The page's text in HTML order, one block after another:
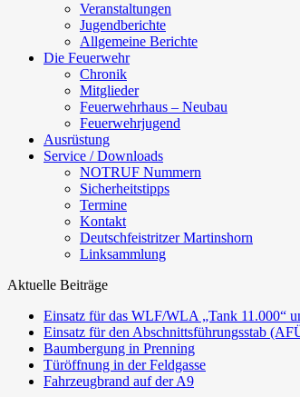
Veranstaltungen
Jugendberichte
Allgemeine Berichte
Die Feuerwehr
Chronik
Mitglieder
Feuerwehrhaus – Neubau
Feuerwehrjugend
Ausrüstung
Service / Downloads
NOTRUF Nummern
Sicherheitstipps
Termine
Kontakt
Deutschfeistritzer Martinshorn
Linksammlung
Aktuelle Beiträge
Einsatz für das WLF/WLA „Tank 11.000“
Einsatz für den Abschnittsführungsstab
Baumbergung in Prenning
Türöffnung in der Feldgasse
Fahrzeugbrand auf der A9